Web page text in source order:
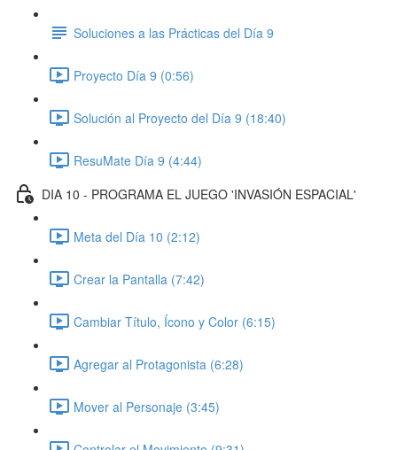
Soluciones a las Prácticas del Día 9
Proyecto Día 9 (0:56)
Solución al Proyecto del Día 9 (18:40)
ResuMate Día 9 (4:44)
DIA 10 - PROGRAMA EL JUEGO 'INVASIÓN ESPACIAL'
Meta del Día 10 (2:12)
Crear la Pantalla (7:42)
Cambiar Título, Ícono y Color (6:15)
Agregar al Protagonista (6:28)
Mover al Personaje (3:45)